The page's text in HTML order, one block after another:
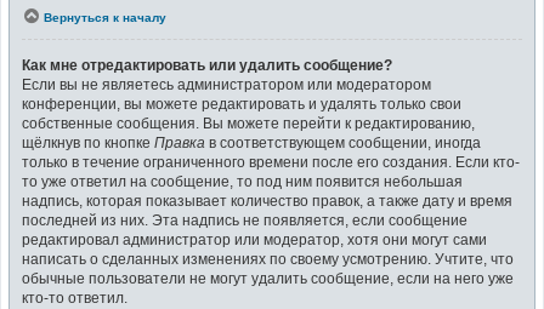
Вернуться к началу
Как мне отредактировать или удалить сообщение?
Если вы не являетесь администратором или модератором
конференции, вы можете редактировать и удалять только свои
собственные сообщения. Вы можете перейти к редактированию,
щёлкнув по кнопке Правка в соответствующем сообщении, иногда
только в течение ограниченного времени после его создания. Если кто-
то уже ответил на сообщение, то под ним появится небольшая
надпись, которая показывает количество правок, а также дату и время
последней из них. Эта надпись не появляется, если сообщение
редактировал администратор или модератор, хотя они могут сами
написать о сделанных изменениях по своему усмотрению. Учтите, что
обычные пользователи не могут удалить сообщение, если на него уже
кто-то ответил.